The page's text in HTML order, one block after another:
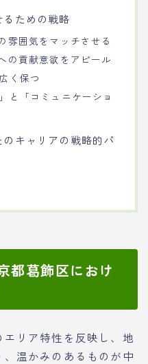
ための戦略
雰囲気をマッチさせる
の貢献意欲をアピール
く保つ
と「コミュニケーショ
キャリアの戦略的パ
都葛飾区におけ
リア特性を反映し、地
温かみのあるものが中